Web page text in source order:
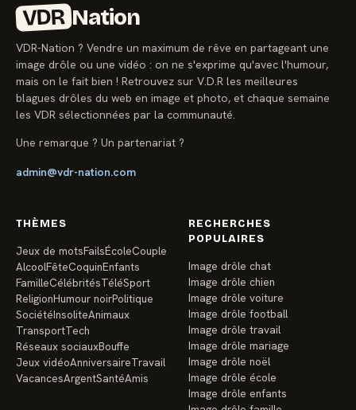
VDR Nation
VDR-Nation ? Vendre un maximum de rêve en partageant une
image drôle ou une vidéo : on ne s'exprime qu'avec l'humour,
mais on le fait bien ! Retrouvez sur V.D.R les meilleures
blagues drôles du web en image et photo, et chaque semaine
les VDR sélectionnées par la communauté.
Une remarque ? Un partenariat ?
admin@vdr-nation.com
THÈMES
Jeux de motsFailsÉcoleCouple
AlcoolFêteCoquinEnfants
FamilleCélébritésTéléSport
ReligionHumour noirPolitique
SociétéInsoliteAnimaux
TransportTech
Réseaux sociauxBouffe
Jeux vidéoAnniversaireTravail
VacancesArgentSantéAmis
RECHERCHES
POPULAIRES
Image drôle chat
Image drôle chien
Image drôle voiture
Image drôle football
Image drôle travail
Image drôle mariage
Image drôle noël
Image drôle école
Image drôle enfants